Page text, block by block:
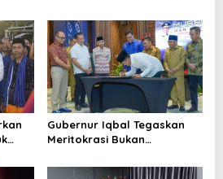
Persen Berfungsi
Gubernur Iqbal Tegaskan
Meritokrasi Bukan